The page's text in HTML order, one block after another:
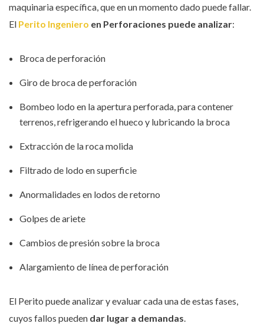
maquinaria específica, que en un momento dado puede fallar.
El Perito Ingeniero en Perforaciones puede analizar:
Broca de perforación
Giro de broca de perforación
Bombeo lodo en la apertura perforada, para contener
terrenos, refrigerando el hueco y lubricando la broca
Extracción de la roca molida
Filtrado de lodo en superficie
Anormalidades en lodos de retorno
Golpes de ariete
Cambios de presión sobre la broca
Alargamiento de línea de perforación
El Perito puede analizar y evaluar cada una de estas fases,
cuyos fallos pueden dar lugar a demandas.